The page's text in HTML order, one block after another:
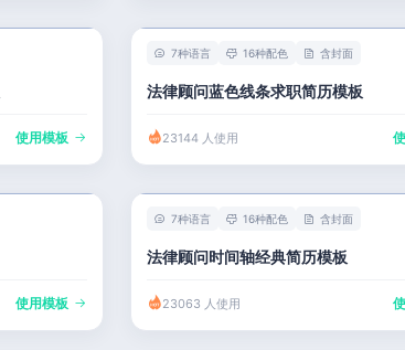
使用模板
7种语言 16种配色 含封面
法律顾问蓝色线条求职简历模板
23144 人使用
使用模板
7种语言 16种配色 含封面
法律顾问时间轴经典简历模板
23063 人使用